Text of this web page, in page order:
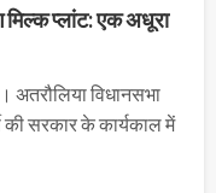
प्लांट: एक अधूरा
विधानसभा
की सरकार के कार्यकाल में